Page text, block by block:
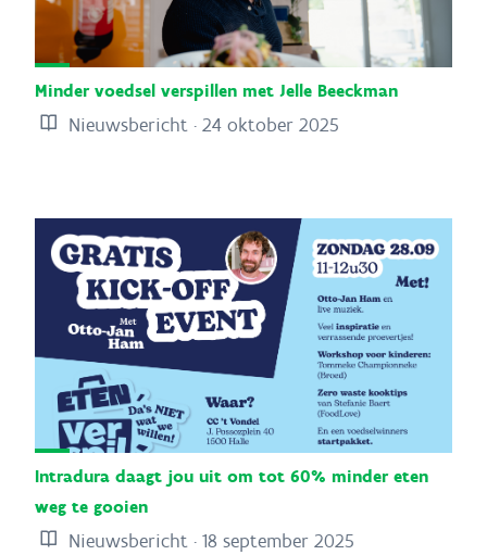
Minder voedsel verspillen met Jelle Beeckman
Nieuwsbericht · 24 oktober 2025
Intradura daagt jou uit om tot 60% minder eten
weg te gooien
Nieuwsbericht · 18 september 2025